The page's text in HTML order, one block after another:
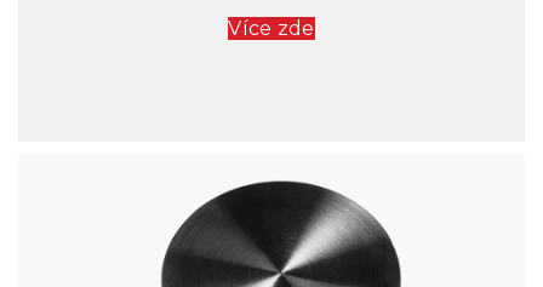
Více zde